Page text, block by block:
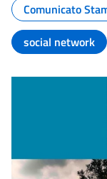
Comunicato
social network